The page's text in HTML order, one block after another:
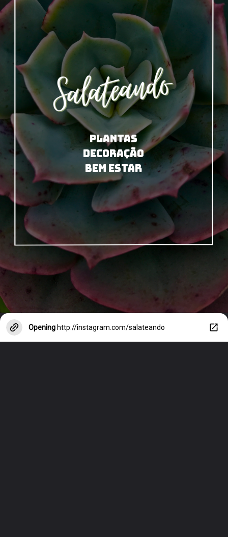
PLANTAS
DECORAÇÃO
BEM ESTAR
Opening http://instagram.com/salateando